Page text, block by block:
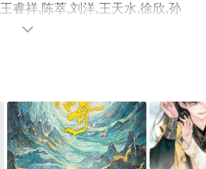
睿祥,陈萃,刘洋,王天水,徐欣,孙
的大陆动漫，大结局剧情已揭晓
息可移步至豆瓣动漫、电视猫
